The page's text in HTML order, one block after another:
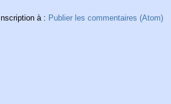
Inscription à : Publier les commentaires (Atom)